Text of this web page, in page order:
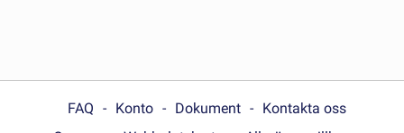
FAQ Konto Dokument
Kontakta oss